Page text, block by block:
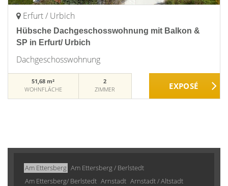
Erfurt / Urbich
Hübsche Dachgeschosswohnung mit Balkon &
SP in Erfurt/ Urbich
Dachgeschosswohnung
51,68 m²
WOHNFLÄCHE
2
ZIMMER
Am Ettersberg Am Ettersberg / Berlstedt
Am Ettersberg/ Berlstedt Arnstadt Arnstadt / Altstadt